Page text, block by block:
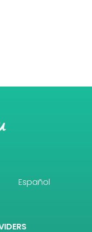
Español